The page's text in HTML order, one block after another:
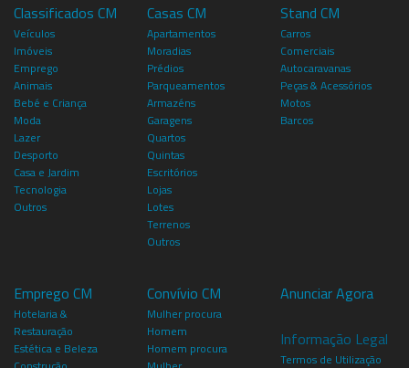
Classificados CM
Veículos
Imóveis
Emprego
Animais
Bebé e Criança
Moda
Lazer
Desporto
Casa e Jardim
Tecnologia
Outros
Casas CM
Apartamentos
Moradias
Prédios
Parqueamentos
Armazéns
Garagens
Quartos
Quintas
Escritórios
Lojas
Lotes
Terrenos
Outros
Stand CM
Carros
Comerciais
Autocaravanas
Peças & Acessórios
Motos
Barcos
Emprego CM
Hotelaria &
Restauração
Estética e Beleza
Convívio CM
Mulher procura
Homem
Homem procura
Anunciar Agora
Informação Legal
Termos de Utilização